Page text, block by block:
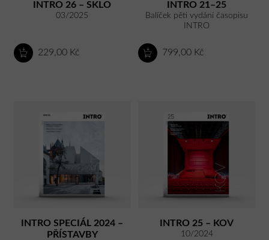
INTRO 26 – SKLO
03/2025
229,00 Kč
INTRO 21–25
Balíček pěti vydání časopisu
INTRO
799,00 Kč
INTRO SPECIÁL 2024 –
PŘÍSTAVBY
INTRO 25 – KOV
10/2024